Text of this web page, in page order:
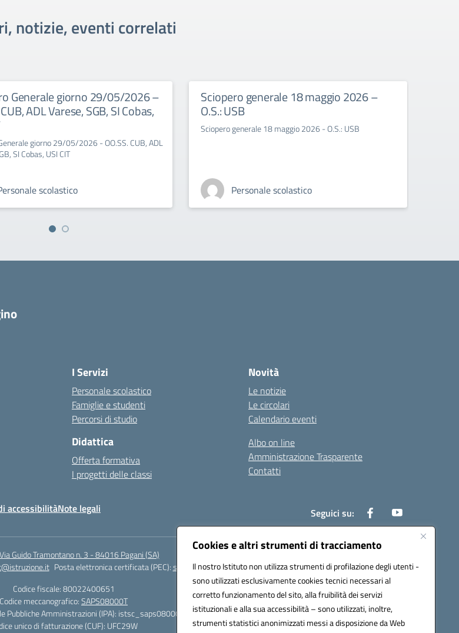
Cookies e altri strumenti di tracciamento
Il nostro Istituto non utilizza strumenti di profilazione degli utenti -
sono utilizzati esclusivamente cookies tecnici necessari al
corretto funzionamento del sito, alla fruibilità dei servizi
istituzionali e alla sua accessibilità – sono utilizzati, inoltre,
strumenti statistici anonimizzati messi a disposizione da Web
notizie, eventi correlati
Generale giorno 29/05/2026 –
ADL Varese, SGB, SI Cobas,
giorno 29/05/2026 - OO.SS. CUB, ADL
SI Cobas, USI CIT
scolastico
Sciopero generale 18 maggio 2026 –
O.S.: USB
Sciopero generale 18 maggio 2026 - O.S.: USB
Personale scolastico
I Servizi
Personale scolastico
Famiglie e studenti
Percorsi di studio
Didattica
Offerta formativa
I progetti delle classi
Novità
Le notizie
Le circolari
Calendario eventi
Albo on line
Amministrazione Trasparente
Contatti
accessibilitàNote legali Seguici su:
Via Guido Tramontano n. 3 - 84016 Pagani (SA)
Posta elettronica certificata (PEC):saps08000t@pec.istruzione.it
Codice fiscale: 80022400651
Codice meccanografico:SAPS08000T
Pubbliche Amministrazioni (IPA): istsc_saps08000t
unico di fatturazione (CUF): UFC29W